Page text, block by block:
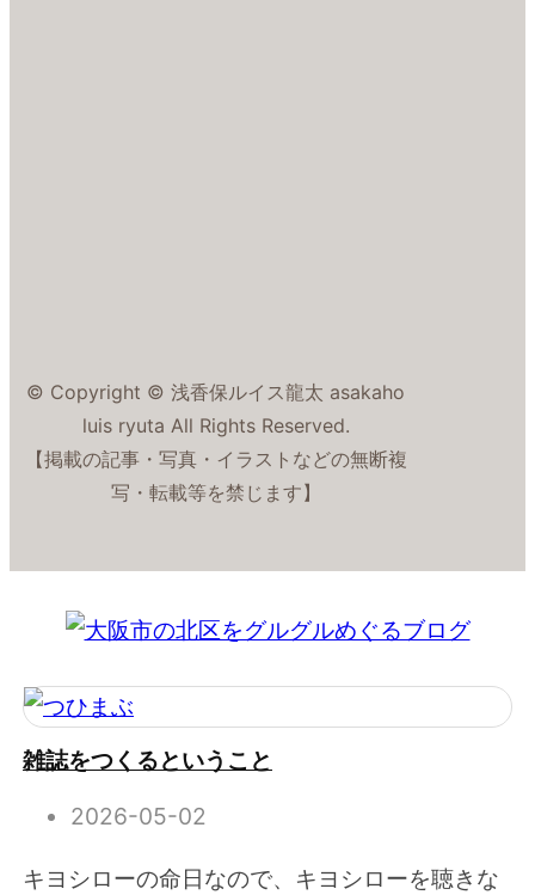
© Copyright © 浅香保ルイス龍太 asakaho
luis ryuta All Rights Reserved.
【掲載の記事・写真・イラストなどの無断複
写・転載等を禁じます】
雑誌をつくるということ
2026-05-02
キヨシローの命日なので、キヨシローを聴きな